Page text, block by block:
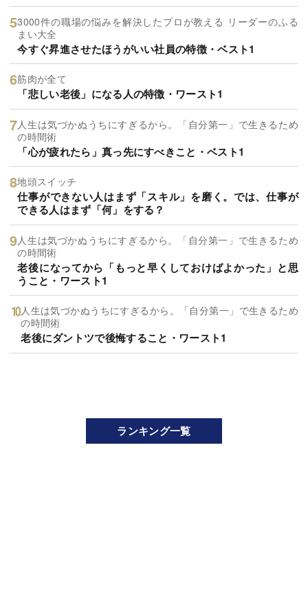
3000件の職場の悩みを解決したプロが教える リーダーのふる
まい大全
今すぐ昇進させたほうがいい社員の特徴・ベスト1
筋肉が全て
「悲しい老後」になる人の特徴・ワースト1
人生は気づかぬうちにすぎるから。「自分第一」で生きるため
の時間術
「心が疲れたら」真っ先にすべきこと・ベスト1
地頭スイッチ
仕事ができない人はまず「スキル」を磨く。では、仕事が
できる人はまず「何」をする？
人生は気づかぬうちにすぎるから。「自分第一」で生きるため
の時間術
老後になってから「もっと早くしておけばよかった」と思
うこと・ワースト1
人生は気づかぬうちにすぎるから。「自分第一」で生きるため
の時間術
老後にダントツで後悔すること・ワースト1
ランキング一覧